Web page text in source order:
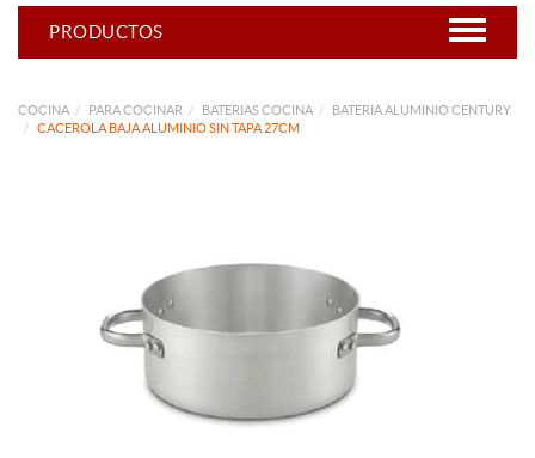
PRODUCTOS
COCINA PARA COCINAR BATERIAS COCINA
BATERIA ALUMINIO CENTURY
CACEROLA BAJA ALUMINIO SIN TAPA 27CM